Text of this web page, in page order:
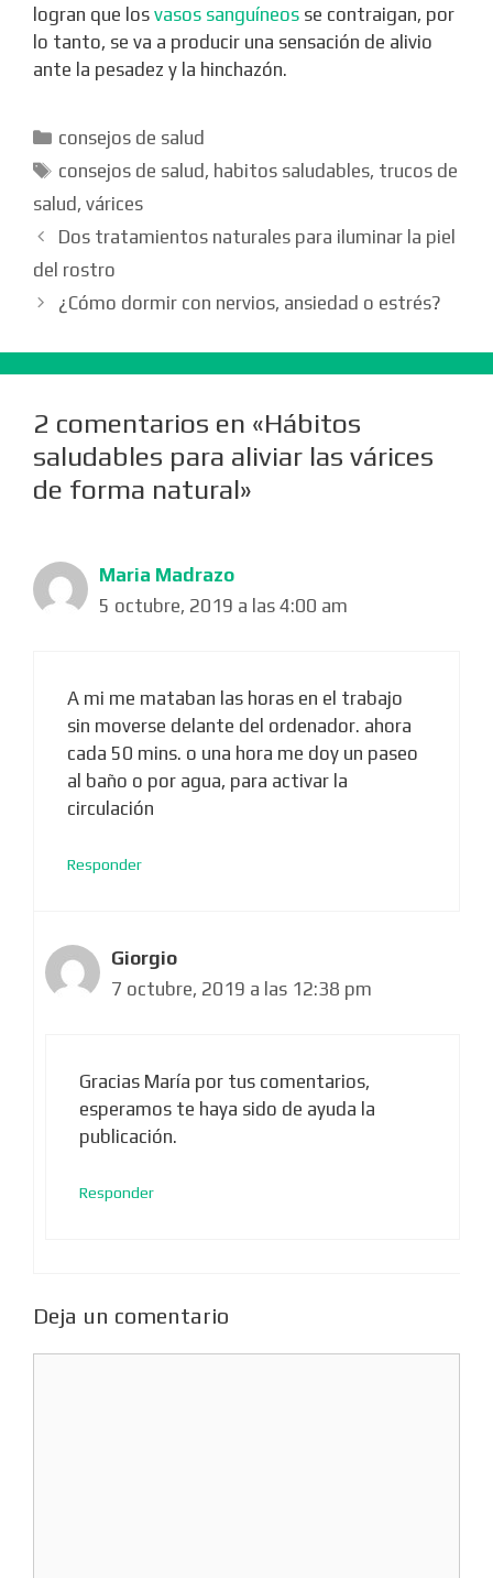
logran que los vasos sanguíneos se contraigan, por
lo tanto, se va a producir una sensación de alivio
ante la pesadez y la hinchazón.
Categorías
consejos de salud
Etiquetas
consejos de salud , habitos saludables, trucos de
salud , várices
Dos tratamientos naturales para iluminar la piel
del rostro
¿Cómo dormir con nervios, ansiedad o estrés?
2 comentarios en «Hábitos
saludables para aliviar las várices
de forma natural»
Maria Madrazo
5 octubre, 2019 a las 4:00 am
A mi me mataban las horas en el trabajo
sin moverse delante del ordenador. ahora
cada 50 mins. o una hora me doy un paseo
al baño o por agua, para activar la
circulación
Responder
Giorgio
7 octubre, 2019 a las 12:38 pm
Gracias María por tus comentarios,
esperamos te haya sido de ayuda la
publicación.
Responder
Deja un comentario